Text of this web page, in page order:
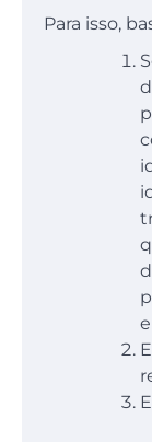
Para isso,